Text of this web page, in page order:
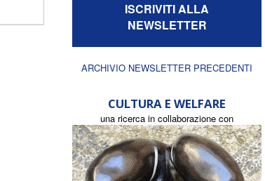
ISCRIVITI ALLA
NEWSLETTER
ARCHIVIO NEWSLETTER PRECEDENTI
CULTURA E WELFARE
una ricerca in collaborazione con